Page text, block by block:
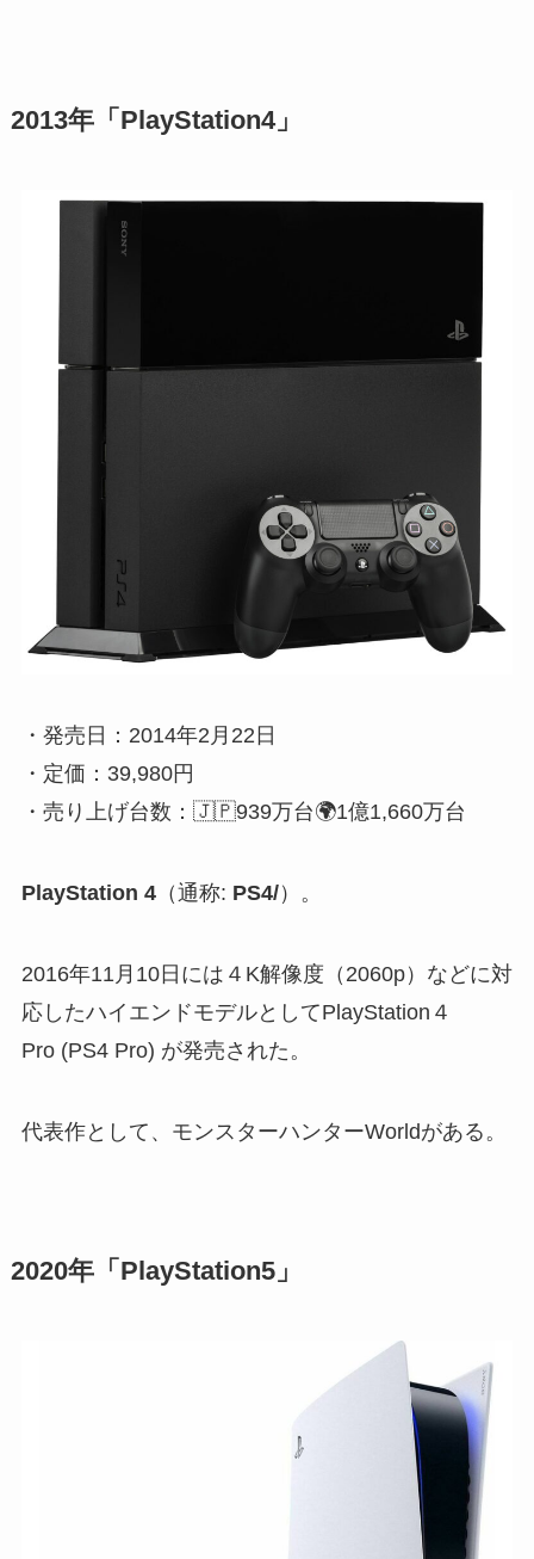
2013年「PlayStation4」
・発売日：2014年2月22日
・定価：39,980円
・売り上げ台数：🇯🇵939万台🌍1億1,660万台
PlayStation 4（通称: PS4/）。
2016年11月10日には４K解像度（2060p）などに対
応したハイエンドモデルとしてPlayStation４
Pro (PS4 Pro) が発売された。
代表作として、モンスターハンターWorldがある。
2020年「PlayStation5」